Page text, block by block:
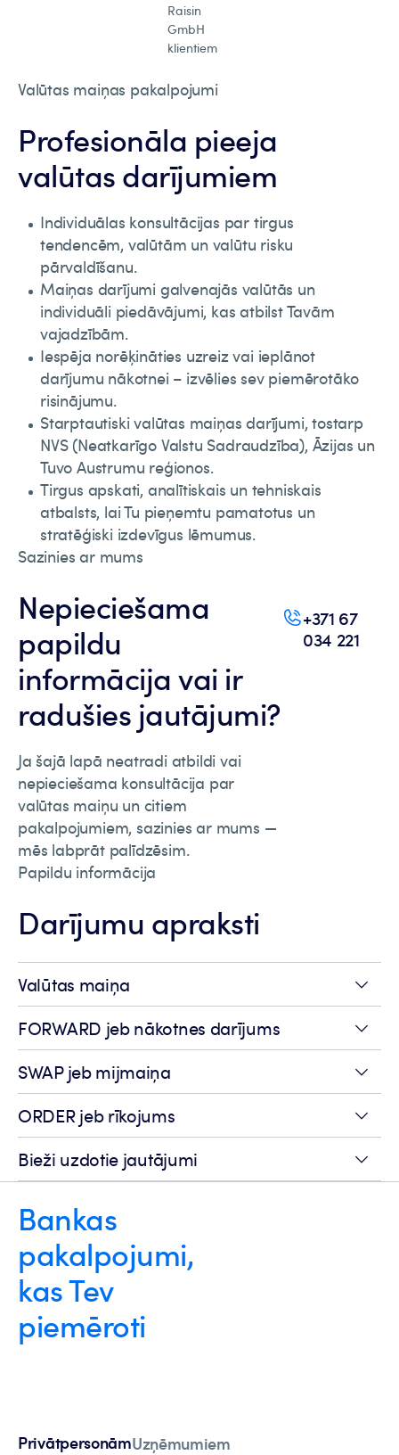
Raisin
GmbH
klientiem
Valūtas maiņas pakalpojumi
Profesionāla pieeja
valūtas darījumiem
Individuālas konsultācijas par tirgus
tendencēm, valūtām un valūtu risku
pārvaldīšanu.
Maiņas darījumi galvenajās valūtās un
individuāli piedāvājumi, kas atbilst Tavām
vajadzībām.
Iespēja norēķināties uzreiz vai ieplānot
darījumu nākotnei – izvēlies sev piemērotāko
risinājumu.
Starptautiski valūtas maiņas darījumi, tostarp
NVS (Neatkarīgo Valstu Sadraudzība), Āzijas un
Tuvo Austrumu reģionos.
Tirgus apskati, analītiskais un tehniskais
atbalsts, lai Tu pieņemtu pamatotus un
stratēģiski izdevīgus lēmumus.
Sazinies ar mums
Nepieciešama
papildu
informācija vai ir
radušies jautājumi?
Ja šajā lapā neatradi atbildi vai
nepieciešama konsultācija par
valūtas maiņu un citiem
pakalpojumiem, sazinies ar mums —
mēs labprāt palīdzēsim.
+371 67
034 221
Papildu informācija
Darījumu apraksti
Valūtas maiņa
FORWARD jeb nākotnes darījums
SWAP jeb mijmaiņa
ORDER jeb rīkojums
Bieži uzdotie jautājumi
Bankas
pakalpojumi,
kas Tev
piemēroti
PrivātpersonāmUzņēmumiem